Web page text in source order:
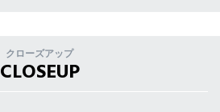
クローズアップ
CLOSEUP